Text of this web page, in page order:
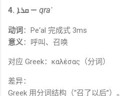
4. ܩܪܐ — qraʾ
动词 ：Pe‘al 完成式 3ms
意义：呼叫、召唤
对应 Greek：καλέσας（分词）
差异：
Greek 用分词结构（“召了以后”）。